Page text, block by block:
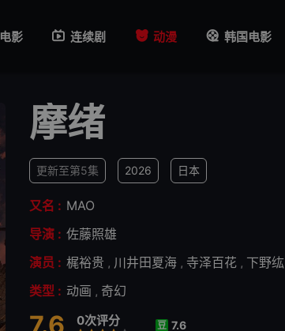
电影 连续剧 动漫 韩国电影
摩绪
更新至第5集 2026 日本
又名 : MAO
导演 : 佐藤照雄
演员 : 梶裕贵 , 川井田夏海 , 寺泽百花 , 下野纮
类型 : 动画 , 奇幻
0次评分 豆 7.6